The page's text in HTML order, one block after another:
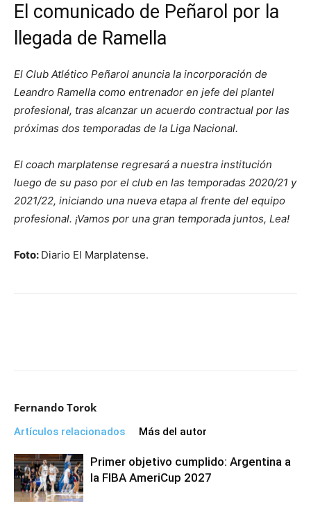
El comunicado de Peñarol por la
llegada de Ramella
El Club Atlético Peñarol anuncia la incorporación de
Leandro Ramella como entrenador en jefe del plantel
profesional, tras alcanzar un acuerdo contractual por las
próximas dos temporadas de la Liga Nacional.
El coach marplatense regresará a nuestra institución
luego de su paso por el club en las temporadas 2020/21 y
2021/22, iniciando una nueva etapa al frente del equipo
profesional. ¡Vamos por una gran temporada juntos, Lea!
Foto: Diario El Marplatense.
Fernando Torok
Artículos relacionados Más del autor
Primer objetivo cumplido: Argentina a
la FIBA AmeriCup 2027